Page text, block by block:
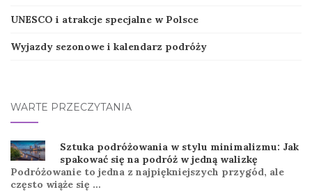
UNESCO i atrakcje specjalne w Polsce
Wyjazdy sezonowe i kalendarz podróży
WARTE PRZECZYTANIA
Sztuka podróżowania w stylu minimalizmu: Jak
spakować się na podróż w jedną walizkę
Podróżowanie to jedna z najpiękniejszych przygód, ale
często wiąże się …